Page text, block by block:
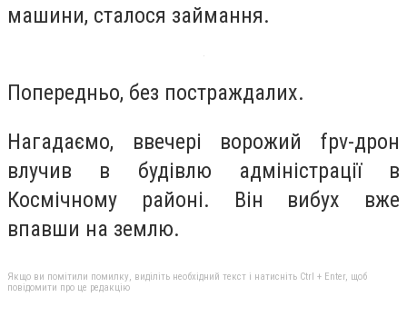
машини, сталося займання.
Попередньо, без постраждалих.
Нагадаємо, ввечері ворожий fpv-дрон
влучив в будівлю адміністрації в
Космічному районі. Він вибух вже
впавши на землю.
Якщо ви помітили помилку, виділіть необхідний текст і натисніть Ctrl + Enter, щоб
повідомити про це редакцію